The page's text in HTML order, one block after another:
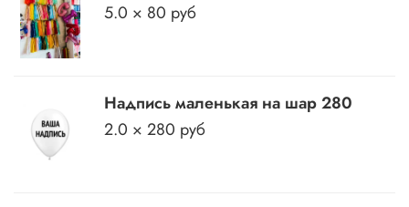
5.0 × 80 руб
Надпись маленькая на шар 280
2.0 × 280 руб